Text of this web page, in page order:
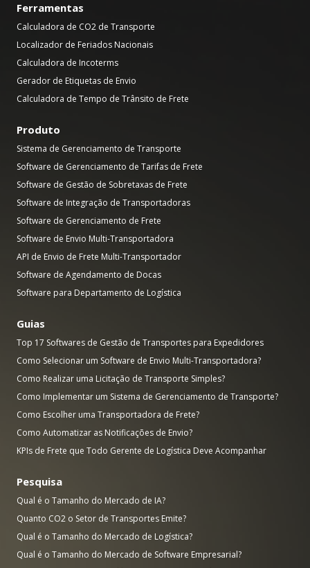
Ferramentas
Calculadora de CO2 de Transporte
Localizador de Feriados Nacionais
Calculadora de Incoterms
Gerador de Etiquetas de Envio
Calculadora de Tempo de Trânsito de Frete
Produto
Sistema de Gerenciamento de Transporte
Software de Gerenciamento de Tarifas de Frete
Software de Gestão de Sobretaxas de Frete
Software de Integração de Transportadoras
Software de Gerenciamento de Frete
Software de Envio Multi-Transportadora
API de Envio de Frete Multi-Transportador
Software de Agendamento de Docas
Software para Departamento de Logística
Guias
Top 17 Softwares de Gestão de Transportes para Expedidores
Como Selecionar um Software de Envio Multi-Transportadora?
Como Realizar uma Licitação de Transporte Simples?
Como Implementar um Sistema de Gerenciamento de Transporte?
Como Escolher uma Transportadora de Frete?
Como Automatizar as Notificações de Envio?
KPIs de Frete que Todo Gerente de Logística Deve Acompanhar
Pesquisa
Qual é o Tamanho do Mercado de IA?
Quanto CO2 o Setor de Transportes Emite?
Qual é o Tamanho do Mercado de Logística?
Qual é o Tamanho do Mercado de Software Empresarial?